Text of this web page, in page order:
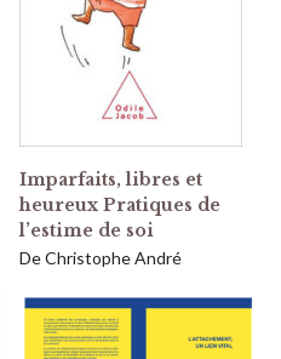
Imparfaits, libres et
heureux Pratiques de
l’estime de soi
De Christophe André